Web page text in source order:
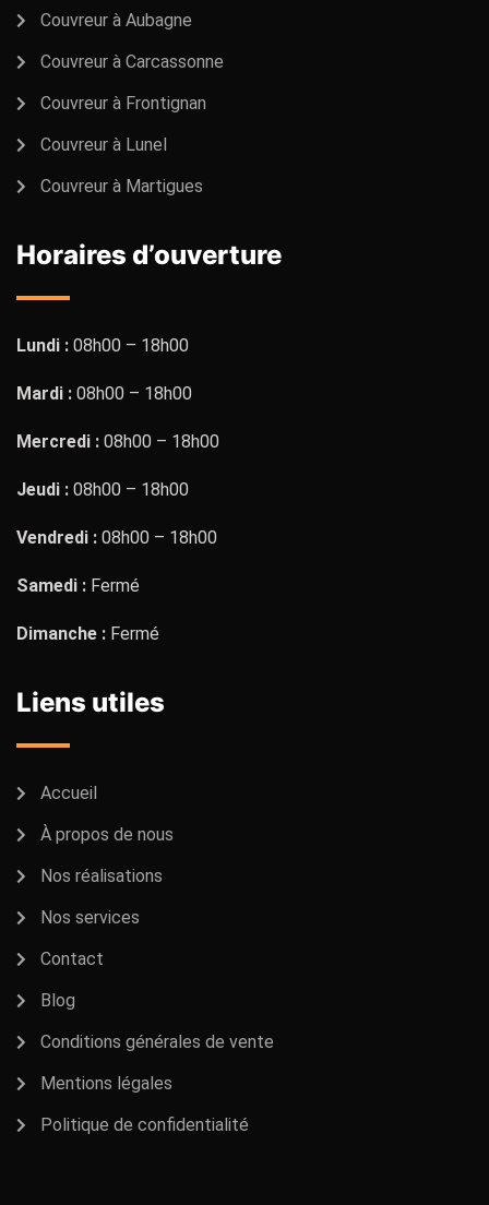
Couvreur à Aubagne
Couvreur à Carcassonne
Couvreur à Frontignan
Couvreur à Lunel
Couvreur à Martigues
Horaires d’ouverture
Lundi : 08h00 – 18h00
Mardi : 08h00 – 18h00
Mercredi : 08h00 – 18h00
Jeudi : 08h00 – 18h00
Vendredi : 08h00 – 18h00
Samedi : Fermé
Dimanche : Fermé
Liens utiles
Accueil
À propos de nous
Nos réalisations
Nos services
Contact
Blog
Conditions générales de vente
Mentions légales
Politique de confidentialité